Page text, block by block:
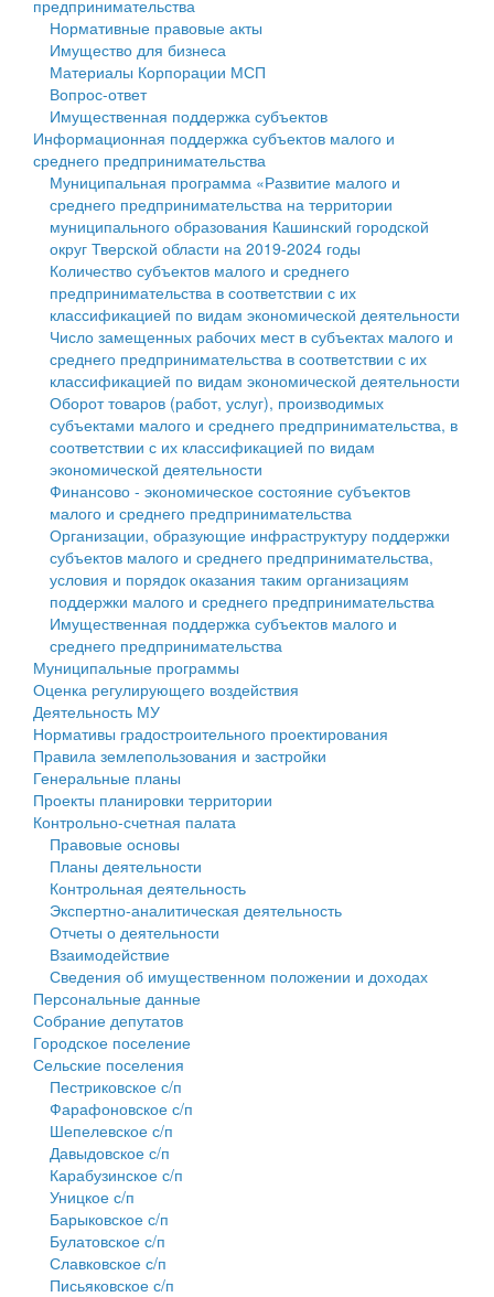
Государственные услуги
Промышленность и АПК
Экономика и бизнес
...
Символика
Устав
Гостям округа
Туризм
Культура
Образование
Здравоохранение
Социальная защита
Фотоальбом
муниципального округа Тверской области
Администрация Кашинского муниципального округа
Тверской области
Управление сельскими территориями
Открытые данные
Работа с обращениями граждан
Муниципальный контроль
Муниципальные услуги
Проекты административных регламентов
Антимонопольный комплаенс
Противодействие коррупции
Финансовое управление
Бюджет для граждан
Имущество
Выявление правообладателей ранее учтенных
объектов недвижимости
Имущественная поддержка субъектов малого и
среднего предпринимательства
Информационная поддержка субъектов малого и
среднего предпринимательства
Муниципальные программы
Контрольно-счетная палата
Персональные данные
Оценка регулирующего воздействия
Деятельность МУ
Нормативы градостроительного проектирования
Правила землепользования и застройки
Генеральные планы
Проекты планировки территории
Собрание депутатов
Городское поселение
Сельские поселения
предпринимательства
Нормативные правовые акты
Имущество для бизнеса
Материалы Корпорации МСП
Вопрос-ответ
Имущественная поддержка субъектов
Информационная поддержка субъектов малого и
среднего предпринимательства
Муниципальная программа «Развитие малого и
среднего предпринимательства на территории
муниципального образования Кашинский городской
округ Тверской области на 2019-2024 годы
Количество субъектов малого и среднего
предпринимательства в соответствии с их
классификацией по видам экономической деятельности
Число замещенных рабочих мест в субъектах малого и
среднего предпринимательства в соответствии с их
классификацией по видам экономической деятельности
Оборот товаров (работ, услуг), производимых
субъектами малого и среднего предпринимательства, в
соответствии с их классификацией по видам
экономической деятельности
Финансово - экономическое состояние субъектов
малого и среднего предпринимательства
Организации, образующие инфраструктуру поддержки
субъектов малого и среднего предпринимательства,
условия и порядок оказания таким организациям
поддержки малого и среднего предпринимательства
Имущественная поддержка субъектов малого и
среднего предпринимательства
Муниципальные программы
Оценка регулирующего воздействия
Деятельность МУ
Нормативы градостроительного проектирования
Правила землепользования и застройки
Генеральные планы
Проекты планировки территории
Контрольно-счетная палата
Правовые основы
Планы деятельности
Контрольная деятельность
Экспертно-аналитическая деятельность
Отчеты о деятельности
Взаимодействие
Сведения об имущественном положении и доходах
Персональные данные
Собрание депутатов
Городское поселение
Сельские поселения
Пестриковское с/п
Фарафоновское с/п
Шепелевское с/п
Давыдовское с/п
Карабузинское с/п
Уницкое с/п
Барыковское с/п
Булатовское с/п
Славковское с/п
Письяковское с/п